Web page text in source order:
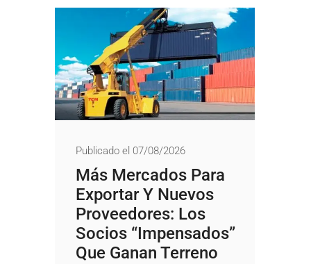
Publicado el 07/08/2026
Más Mercados Para
Exportar Y Nuevos
Proveedores: Los
Socios “impensados”
Que Ganan Terreno